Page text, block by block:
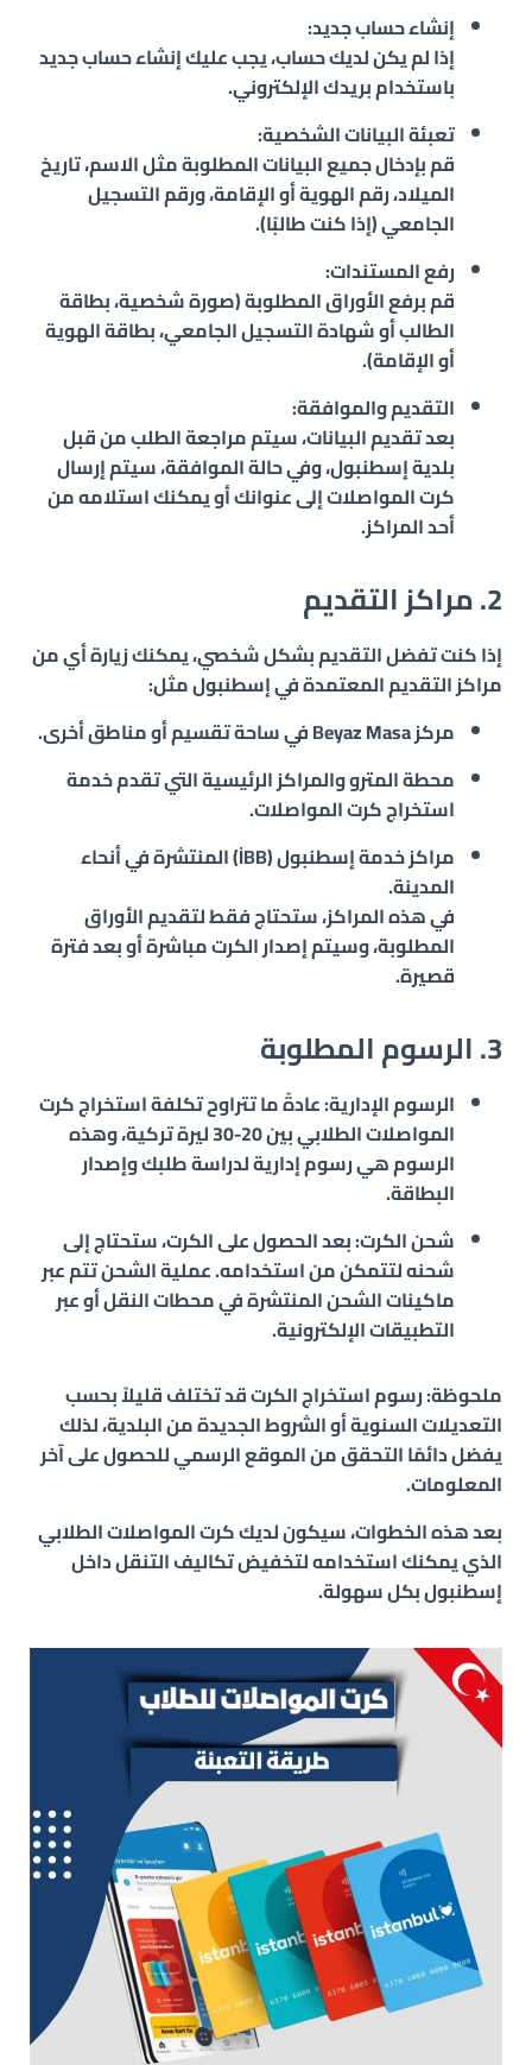
إنشاء حساب جديد:
إذا لم يكن لديك حساب، يجب عليك إنشاء حساب جديد
باستخدام بريدك الإلكتروني.
تعبئة البيانات الشخصية:
قم بإدخال جميع البيانات المطلوبة مثل الاسم، تاريخ
الميلاد، رقم الهوية أو الإقامة، ورقم التسجيل
الجامعي (إذا كنت طالبًا).
رفع المستندات:
قم برفع الأوراق المطلوبة (صورة شخصية، بطاقة
الطالب أو شهادة التسجيل الجامعي، بطاقة الهوية
أو الإقامة).
التقديم والموافقة:
بعد تقديم البيانات، سيتم مراجعة الطلب من قبل
بلدية إسطنبول، وفي حالة الموافقة، سيتم إرسال
كرت المواصلات إلى عنوانك أو يمكنك استلامه من
أحد المراكز.
2. مراكز التقديم
إذا كنت تفضل التقديم بشكل شخصي، يمكنك زيارة أي من
مراكز التقديم المعتمدة في إسطنبول مثل:
مركز Beyaz Masa
في ساحة تقسيم أو مناطق أخرى.
محطة المترو والمراكز الرئيسيةالتي تقدم خدمة
استخراج كرت المواصلات.
مراكز خدمة إسطنبول (İBB)
المنتشرة في أنحاء
المدينة.
في هذه المراكز، ستحتاج فقط لتقديم الأوراق
المطلوبة، وسيتم إصدار الكرت مباشرة أو بعد فترة
قصيرة.
3. الرسوم المطلوبة
الرسوم الإدارية: عادةً ما تتراوح تكلفة استخراج كرت
المواصلات الطلابي بين 20-30 ليرة تركية، وهذه
الرسوم هي رسوم إدارية لدراسة طلبك وإصدار
البطاقة.
شحن الكرت: بعد الحصول على الكرت، ستحتاج إلى
شحنه لتتمكن من استخدامه. عملية الشحن تتم عبر
ماكينات الشحن المنتشرة في محطات النقل أو عبر
التطبيقات الإلكترونية.
ملحوظة:رسوم استخراج الكرت قد تختلف قليلاً بحسب
التعديلات السنوية أو الشروط الجديدة من البلدية، لذلك
يفضل دائمًا التحقق من الموقع الرسمي للحصول على آخر
المعلومات.
بعد هذه الخطوات، سيكون لديك كرت المواصلات الطلابي
الذي يمكنك استخدامه لتخفيض تكاليف التنقل داخل
إسطنبول بكل سهولة.